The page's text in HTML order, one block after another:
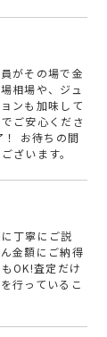
がその場で金
相場や、ジュ
ンも加味して
ご安心くださ
！ お待ちの間
ざいます。
丁寧にご説
金額にご納得
OK!査定だけ
行っているこ